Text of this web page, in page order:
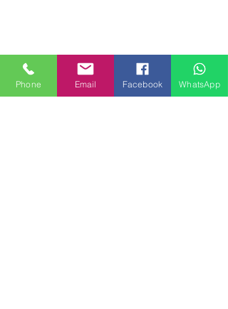
Phone Email Facebook WhatsApp